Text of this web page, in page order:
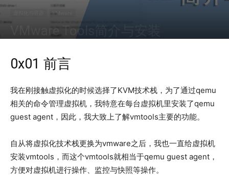
VMware
VMware Tools简介与安装
0x01 前言
我在刚接触虚拟化的时候选择了KVM技术栈，为了通过qemu
相关的命令管理虚拟机，我特意在每台虚拟机里安装了qemu
guest agent，因此，我大致上了解vmtools主要的功能。
自从将虚拟化技术栈更换为vmware之后，我也一直给虚拟机
安装vmtools，而这个vmtools就相当于qemu guest agent，
方便对虚拟机进行操作、监控与快照等操作。